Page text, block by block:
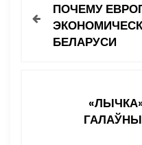
ПОЧЕМУ
БЕЛАРУСИ